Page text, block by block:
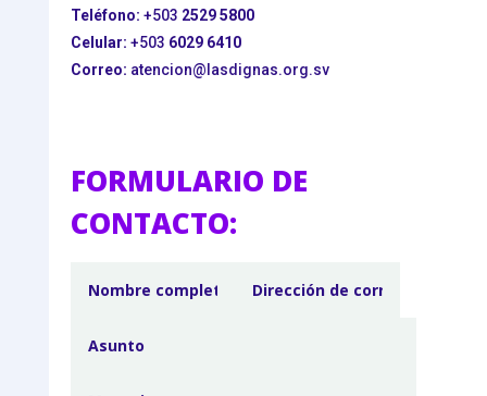
Teléfono: +503 2529 5800
Celular: +503 6029 6410
Correo: atencion@lasdignas.org.sv
FORMULARIO DE
CONTACTO: